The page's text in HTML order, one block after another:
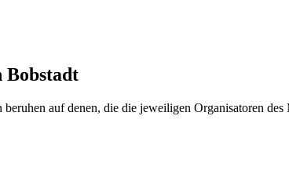
auf denen, die die jeweiligen Organisatoren